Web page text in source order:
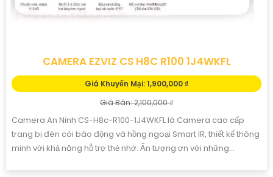
Camera IP Wifi CS-H8c-R200-1K3WKFL là lựa chọn hoàn hảo